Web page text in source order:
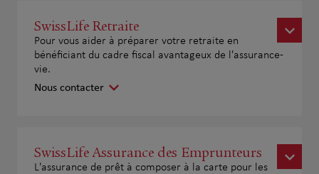
SwissLife Retraite
Pour vous aider à préparer votre retraite en
bénéficiant du cadre fiscal avantageux de l'assurance-
vie.
Nous contacter
SwissLife Assurance des Emprunteurs
L'assurance de prêt à composer à la carte pour les